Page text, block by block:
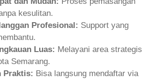
kesulitan.
Profesional: Support yang
Luas: Melayani area strategis
Semarang.
Praktis: Bisa langsung mendaftar via